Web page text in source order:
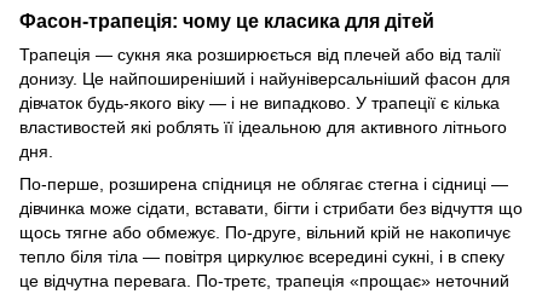
Фасон-трапеція: чому це класика для дітей
Трапеція — сукня яка розширюється від плечей або від талії
донизу. Це найпоширеніший і найуніверсальніший фасон для
дівчаток будь-якого віку — і не випадково. У трапеції є кілька
властивостей які роблять її ідеальною для активного літнього
дня.
По-перше, розширена спідниця не облягає стегна і сідниці —
дівчинка може сідати, вставати, бігти і стрибати без відчуття що
щось тягне або обмежує. По-друге, вільний крій не накопичує
тепло біля тіла — повітря циркулює всередині сукні, і в спеку
це відчутна перевага. По-третє, трапеція «прощає» неточний